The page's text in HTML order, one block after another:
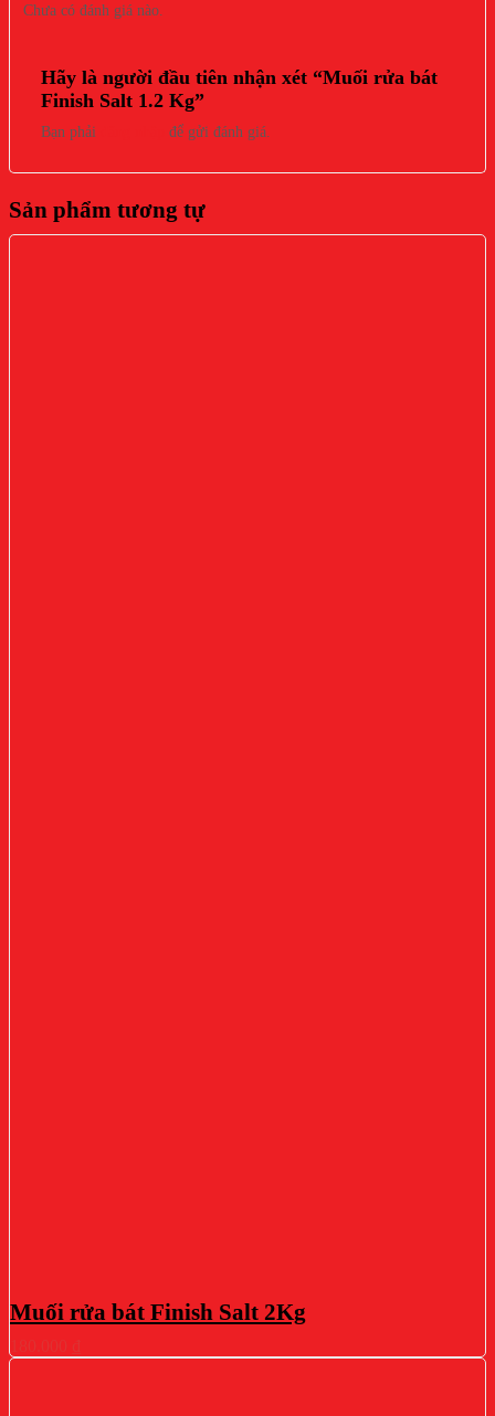
Chưa có đánh giá nào.
Hãy là người đầu tiên nhận xét “Muối rửa bát
Finish Salt 1.2 Kg”
Bạn phải để gửi đánh giá.
Sản phẩm tương tự
Muối rửa bát Finish Salt 2Kg